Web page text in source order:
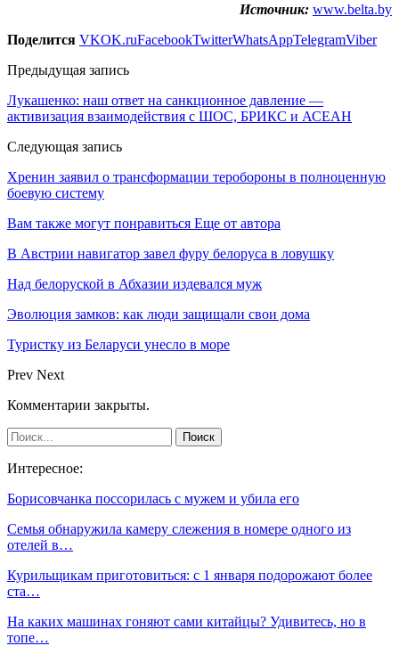
Источник: www.belta.by
Поделится VKOK.ruFacebookTwitterWhatsAppTelegramViber
Предыдущая запись
Лукашенко: наш ответ на санкционное давление —
активизация взаимодействия с ШОС, БРИКС и АСЕАН
Следующая запись
Хренин заявил о трансформации теробороны в полноценную
боевую систему
Вам также могут понравиться Еще от автора
В Австрии навигатор завел фуру белоруса в ловушку
Над белоруской в Абхазии издевался муж
Эволюция замков: как люди защищали свои дома
Туристку из Беларуси унесло в море
Prev Next
Комментарии закрыты.
Интересное:
Борисовчанка поссорилась с мужем и убила его
Семья обнаружила камеру слежения в номере одного из
отелей в…
Курильщикам приготовиться: с 1 января подорожают более
ста…
На каких машинах гоняют сами китайцы? Удивитесь, но в
топе…